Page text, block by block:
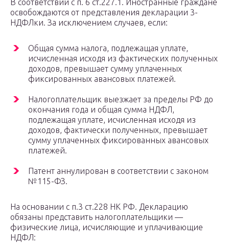
В соответствии с п. 6 ст.227.1. Иностранные граждане
освобождаются от представления декларации 3-
НДФЛки. За исключением случаев, если:
Общая сумма налога, подлежащая уплате,
исчисленная исходя из фактических полученных
доходов, превышает сумму уплаченных
фиксированных авансовых платежей.
Налогоплательщик выезжает за пределы РФ до
окончания года и общая сумма НДФЛ,
подлежащая уплате, исчисленная исходя из
доходов, фактически полученных, превышает
сумму уплаченных фиксированных авансовых
платежей.
Патент аннулирован в соответствии с законом
№115-ФЗ.
На основании с п.3 ст.228 НК РФ. Декларацию
обязаны представить налогоплательщики —
физические лица, исчисляющие и уплачивающие
НДФЛ: